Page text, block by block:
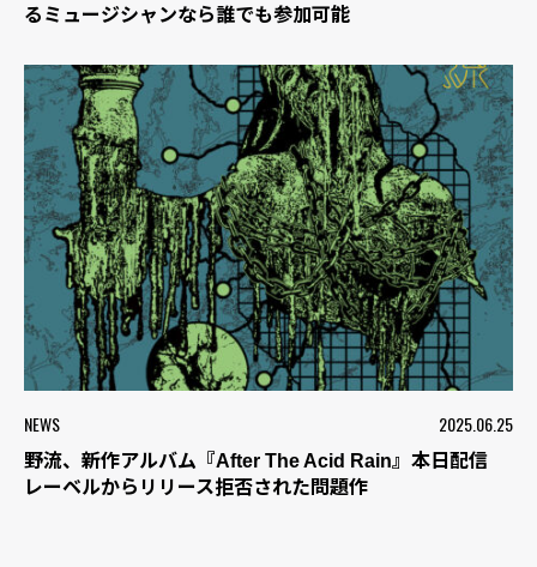
るミュージシャンなら誰でも参加可能
NEWS 2025.06.25
野流、新作アルバム『After The Acid Rain』本日配信
レーベルからリリース拒否された問題作